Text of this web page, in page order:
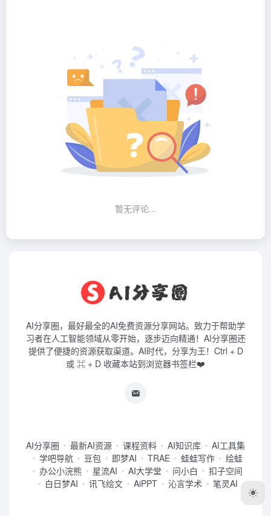
暂无评论...
AI分享圈，最好最全的AI免费资源分享网站。致力于帮助学
习者在人工智能领域从零开始，逐步迈向精通！AI分享圈还
提供了便捷的资源获取渠道。AI时代，分享为王！Ctrl + D
或 ⌘ + D 收藏本站到浏览器书签栏❤️
AI分享圈 最新AI资源 课程资料 AI知识库
AI工具集
学吧导航
豆包 即梦AI TRAE 蛙蛙写作
绘蛙
办公小浣熊
星流AI AI大学堂 问小白
扣子空间
白日梦AI
讯飞绘文 AiPPT 沁言学术 笔灵AI